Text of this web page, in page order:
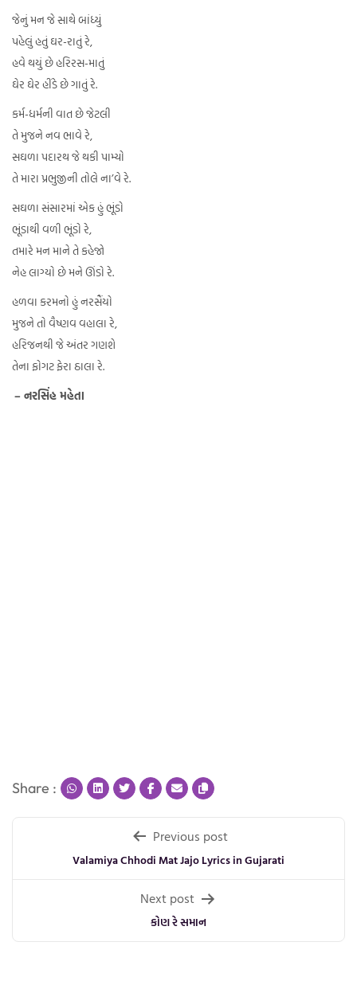
જેનું મન જે સાથે બાંધ્યું
પહેલું હતું ઘર-રાતું રે,
હવે થયું છે હરિરસ-માતું
ઘેર ઘેર હીંડે છે ગાતું રે.
કર્મ-ધર્મની વાત છે જેટલી
તે મુજને નવ ભાવે રે,
સઘળા પદારથ જે થકી પામ્યો
તે મારા પ્રભુજીની તોલે ના’વે રે.
સઘળા સંસારમાં એક હું ભૂંડો
ભૂંડાથી વળી ભૂંડો રે,
તમારે મન માને તે કહેજો
નેહ લાગ્યો છે મને ઊંડો રે.
હળવા કરમનો હું નરસૈંયો
મુજને તો વૈષ્ણવ વહાલા રે,
હરિજનથી જે અંતર ગણશે
તેના ફોગટ ફેરા ઠાલા રે.
– નરસિંહ મહેતા
Share :
navigation
Previous post
Valamiya Chhodi Mat Jajo Lyrics in Gujarati
Next post
કોણ રે સમાન